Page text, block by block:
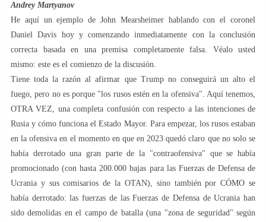
Andrey Martyanov
He aquí un ejemplo de John Mearsheimer hablando con el coronel
Daniel Davis hoy y comenzando inmediatamente con la conclusión
correcta basada en una premisa completamente falsa. Véalo usted
mismo: este es el comienzo de la discusión.
Tiene toda la razón al afirmar que Trump no conseguirá un alto el
fuego, pero no es porque "los rusos estén en la ofensiva". Aquí tenemos,
OTRA VEZ, una completa confusión con respecto a las intenciones de
Rusia y cómo funciona el Estado Mayor. Para empezar, los rusos estaban
en la ofensiva en el momento en que en 2023 quedó claro que no solo se
había derrotado una gran parte de la "contraofensiva" que se había
promocionado (con hasta 200.000 bajas para las Fuerzas de Defensa de
Ucrania y sus comisarios de la OTAN), sino también por CÓMO se
había derrotado: las fuerzas de las Fuerzas de Defensa de Ucrania han
sido demolidas en el campo de batalla (una "zona de seguridad" según